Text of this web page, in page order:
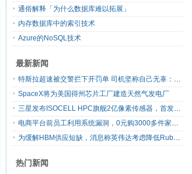
通俗解释「为什么数据库难以拓展」
内存数据库中的索引技术
Azure的NoSQL技术
最新新闻
特斯拉超速被交警拦下开罚单 司机坚称自己无辜：是FSD自动驾驶开的车
SpaceX将为美国得州芯片工厂建造天然气发电厂
三星发布ISOCELL HPC旗舰2亿像素传感器，首发16-bit RAW输出
电商平台前员工利用系统漏洞，0元购3000多件家电！
为缓解HBM供应短缺，消息称英伟达考虑降低Rubin Ultra GPU配置
热门新闻